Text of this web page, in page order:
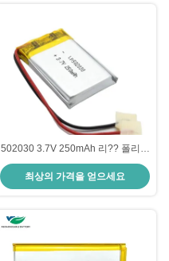
502030 3.7V 250mAh 리?? 폴리머
배터리 팩
최상의 가격을 얻으세요